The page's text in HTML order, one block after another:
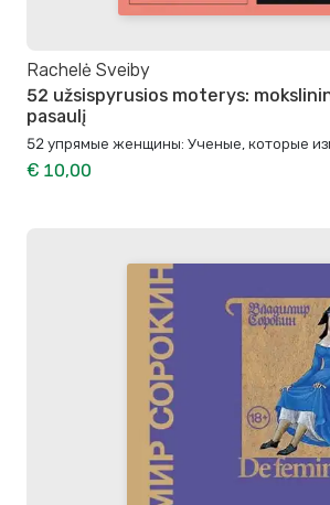
Rachelė Sveiby
52 užsispyrusios moterys:
pasaulį
52 упрямые женщины: Ученые, которые
€ 10,00